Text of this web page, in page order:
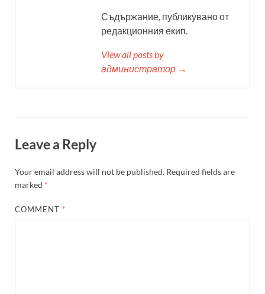
Съдържание, публикувано от
редакционния екип.
View all posts by
администратор →
Leave a Reply
Your email address will not be published. Required fields are
marked *
COMMENT *